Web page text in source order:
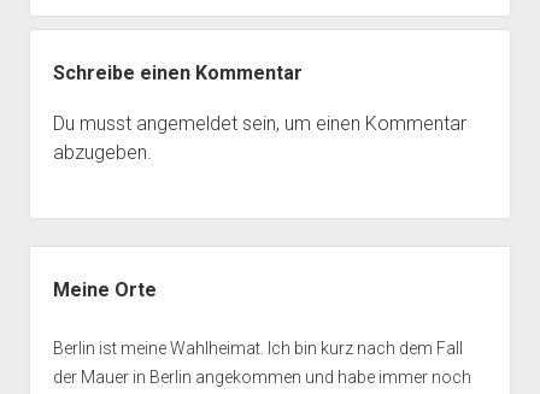
Schreibe einen Kommentar
Du musst angemeldetsein, um einen Kommentar
abzugeben.
Meine Orte
Berlin ist meine Wahlheimat. Ich bin kurz nach dem Fall
der Mauer in Berlin angekommen und habe immer noch